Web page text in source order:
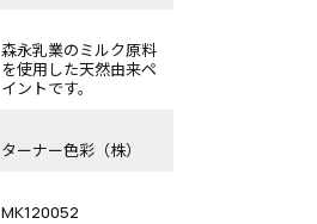
森永乳業のミルク原料
を使用した天然由来ペ
イントです。
ターナー色彩（株）
MK120052